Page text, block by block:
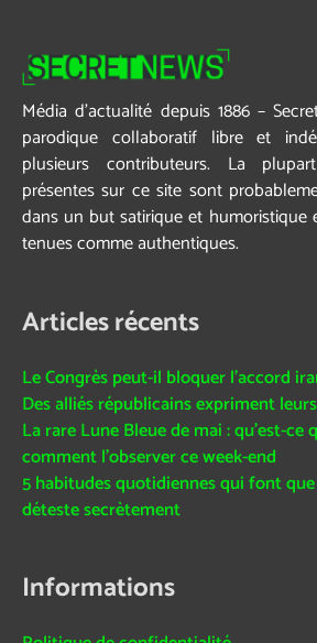
Média d’actualité depuis 1886 –
parodique collaboratif libre et
plusieurs contributeurs. La
présentes sur ce site sont
dans un but satirique et humoristique
tenues comme authentiques.
Articles récents
Le Congrès peut-il bloquer l’accord
Des alliés républicains expriment
La rare Lune Bleue de mai : qu’est-ce
comment l’observer ce week-end
5 habitudes quotidiennes qui font
déteste secrètement
Informations